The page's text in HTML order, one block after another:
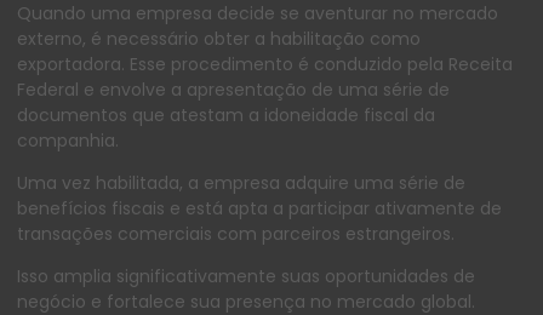
Quando uma empresa decide se aventurar no mercado
externo, é necessário obter a habilitação como
exportadora. Esse procedimento é conduzido pela Receita
Federal e envolve a apresentação de uma série de
documentos que atestam a idoneidade fiscal da
companhia.
Uma vez habilitada, a empresa adquire uma série de
benefícios fiscais e está apta a participar ativamente de
transações comerciais com parceiros estrangeiros.
Isso amplia significativamente suas oportunidades de
negócio e fortalece sua presença no mercado global.